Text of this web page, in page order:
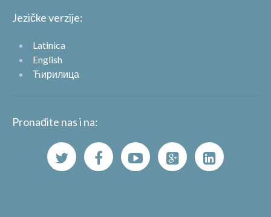
Jezičke verzije:
Latinica
English
Ћирилица
Pronađite nas i na: